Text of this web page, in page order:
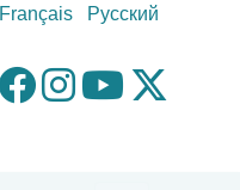
Français Pусский